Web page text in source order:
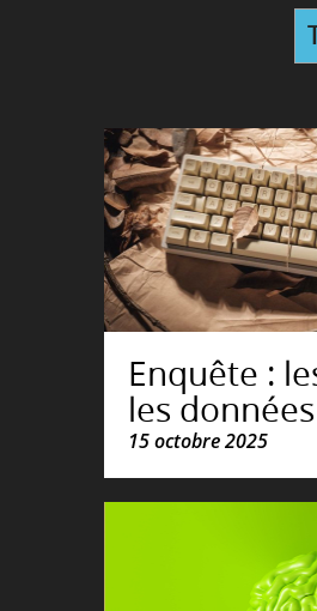
Enquête :
les
15 octobre 2025